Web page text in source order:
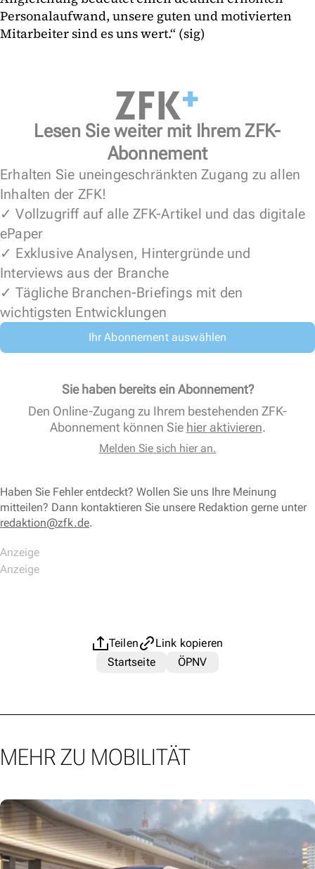
Personalaufwand, unsere guten und motivierten
Mitarbeiter sind es uns wert.“ (sig)
Lesen Sie weiter mit Ihrem ZFK-
Abonnement
Erhalten Sie uneingeschränkten Zugang zu allen
Inhalten der ZFK!
✓ Vollzugriff auf alle ZFK-Artikel und das digitale
ePaper
✓ Exklusive Analysen, Hintergründe und
Interviews aus der Branche
✓ Tägliche Branchen-Briefings mit den
wichtigsten Entwicklungen
Ihr Abonnement auswählen
Sie haben bereits ein Abonnement?
Den Online-Zugang zu Ihrem bestehenden ZFK-
Abonnement können Sie hier aktivieren.
Melden Sie sich hier an.
Haben Sie Fehler entdeckt? Wollen Sie uns Ihre Meinung
mitteilen? Dann kontaktieren Sie unsere Redaktion gerne unter
redaktion@zfk.de.
Teilen
Link kopieren
Startseite
ÖPNV
MEHR ZU MOBILITÄT